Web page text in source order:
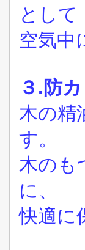
として
空気中
３.防
木の精
す。
木のも
に、
快適に